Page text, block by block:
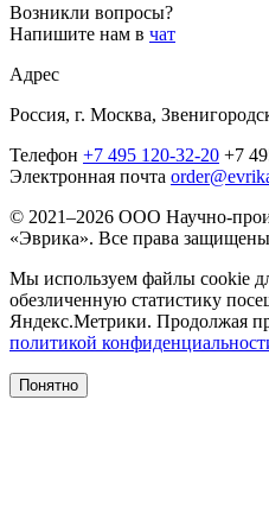
Возникли вопросы?
Напишите нам в чат
Адрес
Россия, г. Москва,
Телефон +7 495 120-32-20 +7
Электронная почта
© 2021–2026 ООО Научно-
«Эврика». Все права
Мы используем файлы cookie
обезличенную статистику
Яндекс.Метрики. Продолжая
политикой
Понятно